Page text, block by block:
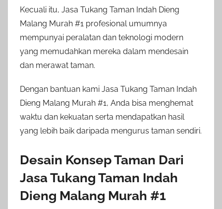
Kecuali itu, Jasa Tukang Taman Indah Dieng
Malang Murah #1 profesional umumnya
mempunyai peralatan dan teknologi modern
yang memudahkan mereka dalam mendesain
dan merawat taman.
Dengan bantuan kami Jasa Tukang Taman Indah
Dieng Malang Murah #1, Anda bisa menghemat
waktu dan kekuatan serta mendapatkan hasil
yang lebih baik daripada mengurus taman sendiri.
Desain Konsep Taman Dari
Jasa Tukang Taman Indah
Dieng Malang Murah #1